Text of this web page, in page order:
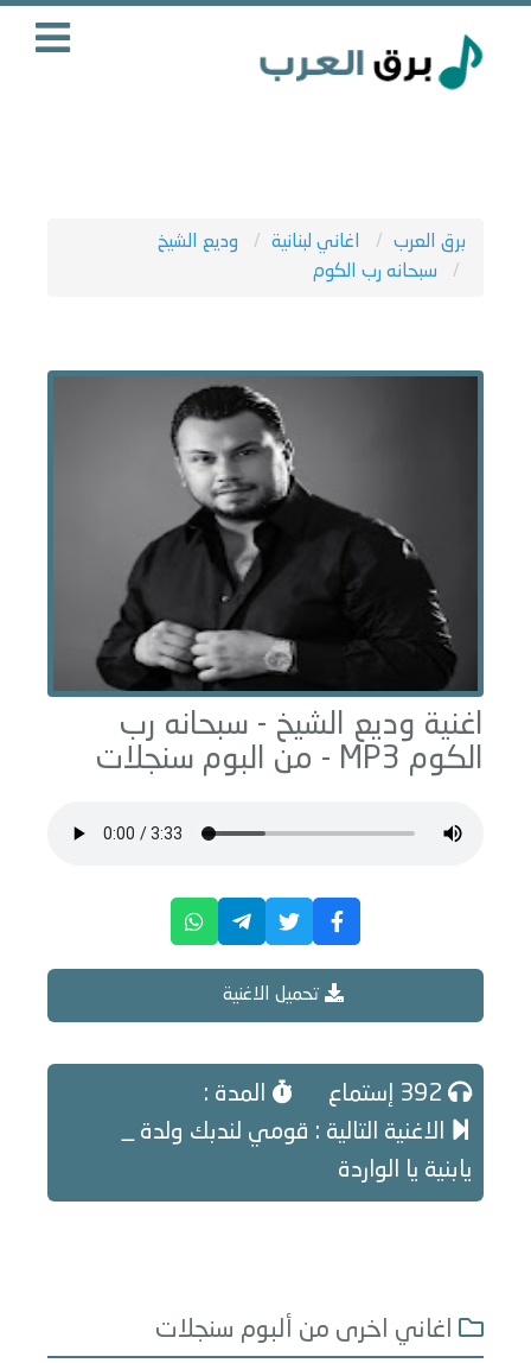
برق العرب اغاني لبنانية
وديع الشيخ
سبحانه رب الكوم
اغنية وديع الشيخ - سبحانه رب
الكوم
سنجلات
تحميل الاغنية
المدة :
الاغنية التالية : قومي لندبك ولدة _
يابنية يا الواردة
اغاني اخرى من ألبوم سنجلات